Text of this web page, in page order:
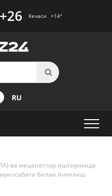
+26 Кечаси +14°
RU
ва меценатлар иштирокида
билан йиғилиш